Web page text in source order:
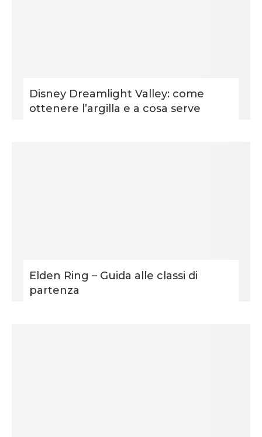
Disney Dreamlight Valley: come
ottenere l’argilla e a cosa serve
Elden Ring – Guida alle classi di
partenza